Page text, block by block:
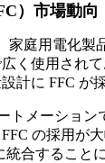
）市場動向
家庭用電化
く使用され
計に FFC が
トメーショ
の採用が
合すること